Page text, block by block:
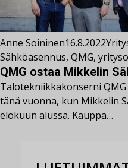
Anne Soininen16.8.2022
Sähköasennus, QMG,
QMG ostaa Mikkelin
Talotekniikkakonserni
tänä vuonna, kun Mikkelin
elokuun alussa. Kauppa…